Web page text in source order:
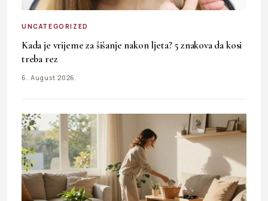
UNCATEGORIZED
Kada je vrijeme za šišanje nakon ljeta? 5 znakova da kosi
treba rez
6. August 2026.